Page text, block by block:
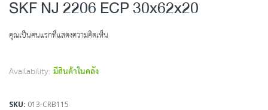
the
SKF NJ 2206 ECP 30x62x20
คุณเป็นคนแรกที่แสดงความคิดเห็น
Availability: มีสินค้าในคลัง
SKU 013-CRB115